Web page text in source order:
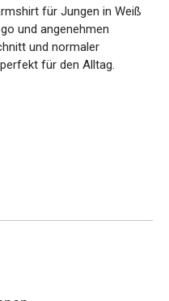
für Jungen in Weiß
und angenehmen
und normaler
für den Alltag.